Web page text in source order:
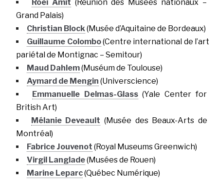
Roei Amit (Réunion des Musées nationaux –
Grand Palais)
Christian Block(Musée d’Aquitaine de Bordeaux)
Guillaume Colombo(Centre international de l’art
pariétal de Montignac – Semitour)
Maud Dahlem(Muséum de Toulouse)
Aymard de Mengin (Universcience)
Emmanuelle Delmas-Glass(Yale Center for
British Art)
Mélanie Deveault (Musée des Beaux-Arts de
Montréal)
Fabrice Jouvenot (Royal Museums Greenwich)
Virgil Langlade(Musées de Rouen)
Marine Leparc(Québec Numérique)